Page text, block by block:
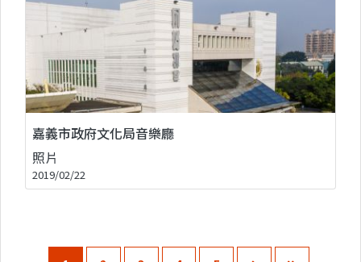
嘉義市政府文化局音樂廳
照片
2019/02/22